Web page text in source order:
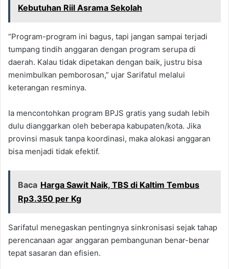
Kebutuhan Riil Asrama Sekolah
“Program-program ini bagus, tapi jangan sampai terjadi
tumpang tindih anggaran dengan program serupa di
daerah. Kalau tidak dipetakan dengan baik, justru bisa
menimbulkan pemborosan,” ujar Sarifatul melalui
keterangan resminya.
Ia mencontohkan program BPJS gratis yang sudah lebih
dulu dianggarkan oleh beberapa kabupaten/kota. Jika
provinsi masuk tanpa koordinasi, maka alokasi anggaran
bisa menjadi tidak efektif.
Baca Harga Sawit Naik, TBS di Kaltim Tembus
Rp3.350 per Kg
Sarifatul menegaskan pentingnya sinkronisasi sejak tahap
perencanaan agar anggaran pembangunan benar-benar
tepat sasaran dan efisien.